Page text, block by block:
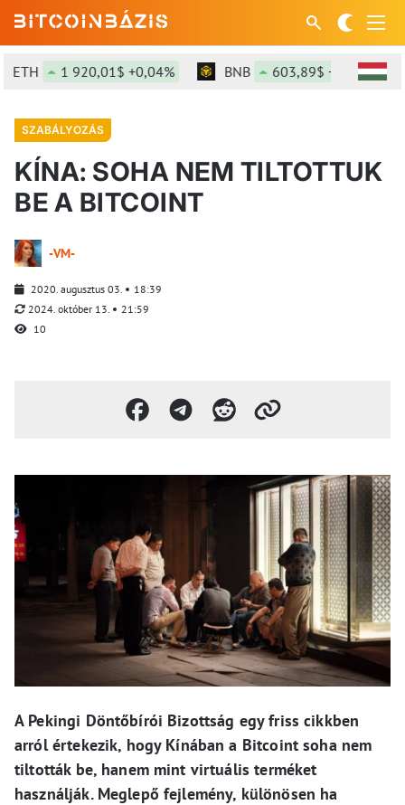
1 920,01$ +0,04% BNB 603,89$ +1,61%
SZABÁLYOZÁS
KÍNA: SOHA NEM TILTOTTUK
BE A BITCOINT
-VM-
2020. augusztus 03.
18:39
2024. október 13.
21:59
10
A Pekingi Döntőbírói Bizottság egy friss cikkben
arról értekezik, hogy Kínában a Bitcoint soha nem
tiltották be, hanem mint virtuális terméket
használják. Meglepő fejlemény, különösen ha